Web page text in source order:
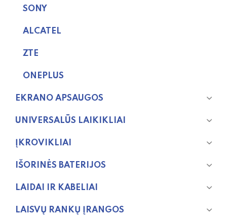
SONY
ALCATEL
ZTE
ONEPLUS
EKRANO APSAUGOS
UNIVERSALŪS LAIKIKLIAI
ĮKROVIKLIAI
IŠORINĖS BATERIJOS
LAIDAI IR KABELIAI
LAISVŲ RANKŲ ĮRANGOS